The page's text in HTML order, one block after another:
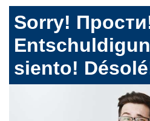
Sorry!
siento!